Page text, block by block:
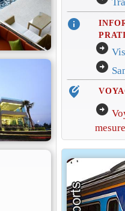
info
arrow_circle_right
arrow_circle_right
edit_location_alt
arrow_circle_right
mesure